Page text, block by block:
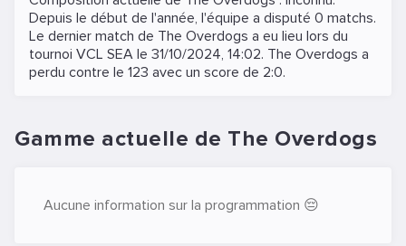
Depuis le début de l'année, l'équipe a disputé 0 matchs.
Le dernier match de The Overdogs a eu lieu lors du
tournoi VCL SEA le 31/10/2024, 14:02. The Overdogs a
perdu contre le 123 avec un score de 2:0.
Gamme actuelle de The Overdogs
Aucune information sur la programmation 😔